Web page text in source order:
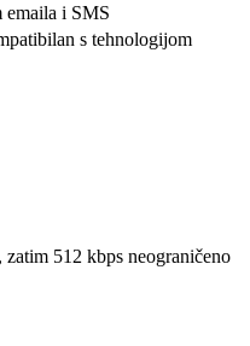
emaila i SMS
s tehnologijom
512 kbps neograničeno